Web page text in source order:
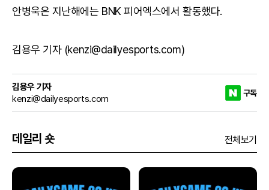
안병욱은 지난해에는 BNK 피어엑스에서 활동했다.
김용우 기자 (kenzi@dailyesports.com)
김용우 기자
kenzi@dailyesports.com
구독
데일리 숏 전체보기